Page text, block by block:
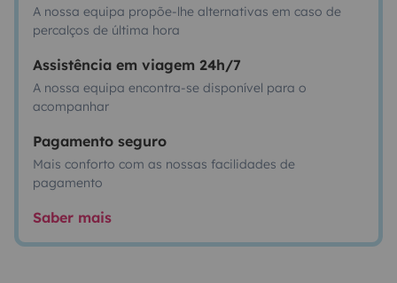
A nossa equipa propõe-lhe alternativas em caso de
percalços de última hora
Assistência em viagem 24h/7
A nossa equipa encontra-se disponível para o
acompanhar
Pagamento seguro
Mais conforto com as nossas facilidades de
pagamento
Saber mais